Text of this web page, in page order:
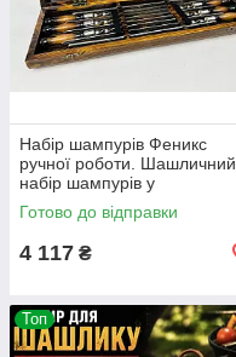
Набір шампурів Феникс
ручної роботи. Шашличний
набір шампурів у
дерев'яному кейсі.
Готово до відправки
4 117 ₴
Топ